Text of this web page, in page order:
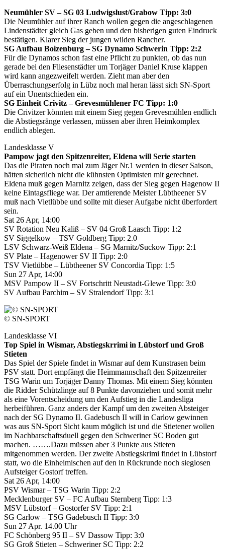
Neumühler SV – SG 03 Ludwigslust/Grabow Tipp: 3:0
Die Neumühler auf ihrer Ranch wollen gegen die angeschlagenen
Lindenstädter gleich Gas geben und den bisherigen guten Eindruck
bestätigen. Klarer Sieg der jungen wilden Rancher.
SG Aufbau Boizenburg – SG Dynamo Schwerin Tipp: 2:2
Für die Dynamos schon fast eine Pflicht zu punkten, ob das nun
gerade bei den Fliesenstädter um Torjäger Daniel Kruse klappen
wird kann angezweifelt werden. Zieht man aber den
Überraschungserfolg in Lübz noch mal heran lässt sich SN-Sport
auf ein Unentschieden ein.
SG Einheit Crivitz – Grevesmühlener FC Tipp: 1:0
Die Crivitzer könnten mit einem Sieg gegen Grevesmühlen endlich
die Abstiegsränge verlassen, müssen aber ihren Heimkomplex
endlich ablegen.
Landesklasse V
Pampow jagt den Spitzenreiter, Eldena will Serie starten
Das die Piraten noch mal zum Jäger Nr.1 werden in dieser Saison,
hätten sicherlich nicht die kühnsten Optimisten mit gerechnet.
Eldena muß gegen Marnitz zeigen, dass der Sieg gegen Hagenow II
keine Eintagsfliege war. Der amtierende Meister Lübtheener SV
muß nach Vietlübbe und sollte mit dieser Aufgabe nicht überfordert
sein.
Sat 26 Apr, 14:00
SV Rotation Neu Kaliß – SV 04 Groß Laasch Tipp: 1:2
SV Siggelkow – TSV Goldberg Tipp: 2.0
LSV Schwarz-Weiß Eldena – SG Marnitz/Suckow Tipp: 2:1
SV Plate – Hagenower SV II Tipp: 2:0
TSV Vietlübbe – Lübtheener SV Concordia Tipp: 1:5
Sun 27 Apr, 14:00
MSV Pampow II – SV Fortschritt Neustadt-Glewe Tipp: 3:0
SV Aufbau Parchim – SV Stralendorf Tipp: 3:1
© SN-SPORT
Landesklasse VI
Top Spiel in Wismar, Abstiegskrrimi in Lübstorf und Groß
Stieten
Das Spiel der Spiele findet in Wismar auf dem Kunstrasen beim
PSV statt. Dort empfängt die Heimmannschaft den Spitzenreiter
TSG Warin um Torjäger Danny Thomas. Mit einem Sieg könnten
die Ridder Schützlinge auf 8 Punkte davonziehen und somit mehr
als eine Vorentscheidung um den Aufstieg in die Landesliga
herbeiführen. Ganz anders der Kampf um den zweiten Absteiger
nach der SG Dynamo II. Gadebusch II will in Carlow gewinnen
was aus SN-Sport Sicht kaum möglich ist und die Stietener wollen
im Nachbarschaftsduell gegen den Schweriner SC Boden gut
machen. …….Dazu müssen aber 3 Punkte aus Stieten
mitgenommen werden. Der zweite Abstiegskrimi findet in Lübstorf
statt, wo die Einheimischen auf den in Rückrunde noch sieglosen
Aufsteiger Gostorf treffen.
Sat 26 Apr, 14:00
PSV Wismar – TSG Warin Tipp: 2:2
Mecklenburger SV – FC Aufbau Sternberg Tipp: 1:3
MSV Lübstorf – Gostorfer SV Tipp: 2:1
SG Carlow – TSG Gadebusch II Tipp: 3:0
Sun 27 Apr. 14.00 Uhr
FC Schönberg 95 II – SV Dassow Tipp: 3:0
SG Groß Stieten – Schweriner SC Tipp: 2:2